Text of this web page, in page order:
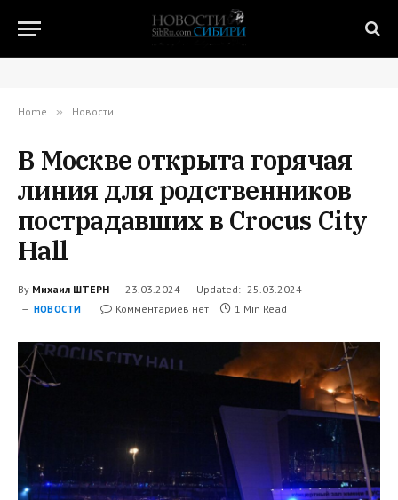
Home » Новости
В Москве открыта горячая
линия для родственников
пострадавших в Crocus City
Hall
By Михаил ШТЕРН 23.03.2024 Updated: 25.03.2024
НОВОСТИ Комментариев нет 1 Min Read